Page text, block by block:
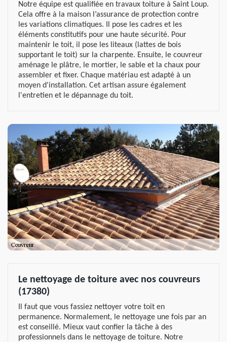
Notre équipe est qualifiée en travaux toiture à Saint Loup.
Cela offre à la maison l’assurance de protection contre
les variations climatiques. Il pose les cadres et les
éléments constitutifs pour une haute sécurité. Pour
maintenir le toit, il pose les liteaux (lattes de bois
supportant le toit) sur la charpente. Ensuite, le couvreur
aménage le plâtre, le mortier, le sable et la chaux pour
assembler et fixer. Chaque matériau est adapté à un
moyen d'installation. Cet artisan assure également
l'entretien et le dépannage du toit.
Le nettoyage de toiture avec nos couvreurs
(17380)
Il faut que vous fassiez nettoyer votre toit en
permanence. Normalement, le nettoyage une fois par an
est conseillé. Mieux vaut confier la tâche à des
professionnels dans le nettoyage de toiture. Notre